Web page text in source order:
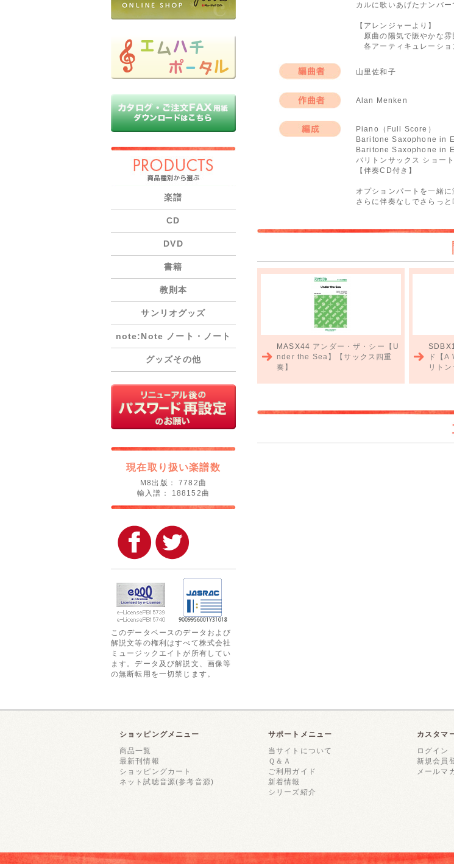
楽譜
CD
DVD
書籍
教則本
サンリオグッズ
note:Note ノート・ノート
グッズその他
現在取り扱い楽譜数
M8出版： 7782曲
輸入譜： 188152曲
このデータベースのデータおよび
解説文等の権利はすべて株式会社
ミュージックエイトが所有してい
ます。データ及び解説文、画像等
の無断転用を一切禁じます。
カルに歌いあげたナンバー
【アレンジャーより】
原曲の陽気で賑やかな雰
各アーティキュレーショ
山里佐和子
Alan Menken
Piano（Full Score）
Baritone Saxophone in
Baritone Saxophone in
バリトンサックス ショー
【伴奏CD付き】
オプションパートを一緒
さらに伴奏なしでさらっ
MASX44 アンダー・ザ・シー【U
nder the Sea】【サックス四重
奏】
ド【
リト
ショッピングメニュー
商品一覧
最新刊情報
ショッピングカート
ネット試聴音源(参考音源)
サポートメニュー
当サイトについて
Ｑ＆Ａ
ご利用ガイド
新着情報
シリーズ紹介
カスタマ
ログイン
新規会員
メールマ